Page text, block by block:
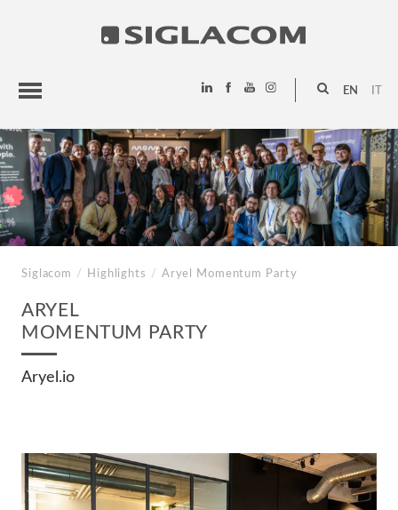
EN
HIGHLIGHTS
PROJECTS
SIGLACOM
Siglacom / Highlights / Aryel Momentum Party
ARYEL
MOMENTUM PARTY
Aryel.io